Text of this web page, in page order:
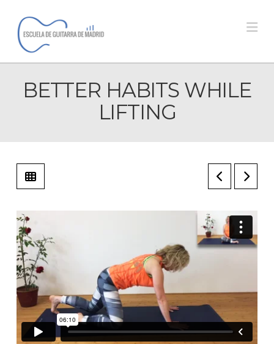
BETTER HABITS WHILE
LIFTING